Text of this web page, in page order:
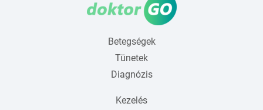
Betegségek
Tünetek
Diagnózis
Kezelés